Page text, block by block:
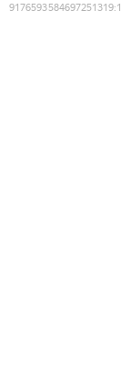
9176593584697251319: